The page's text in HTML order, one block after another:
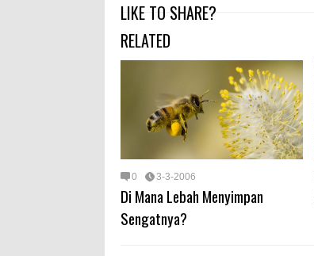
LIKE TO SHARE?
RELATED
0 3-3-2006
Di Mana Lebah Menyimpan
Sengatnya?